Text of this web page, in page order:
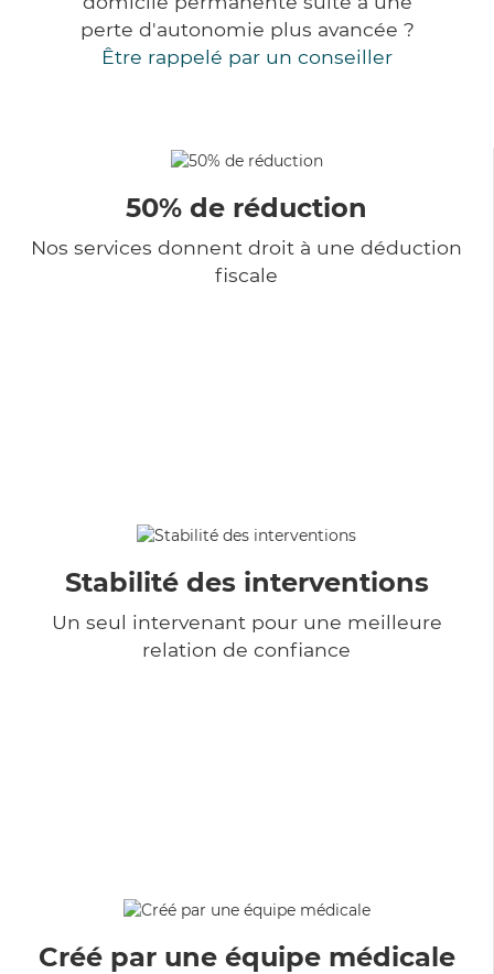
perte d'autonomie plus avancée ?
Être rappelé par un conseiller
50% de réduction
Nos services donnent droit à une déduction
fiscale
Stabilité des interventions
Un seul intervenant pour une meilleure
relation de confiance
Créé par une équipe médicale